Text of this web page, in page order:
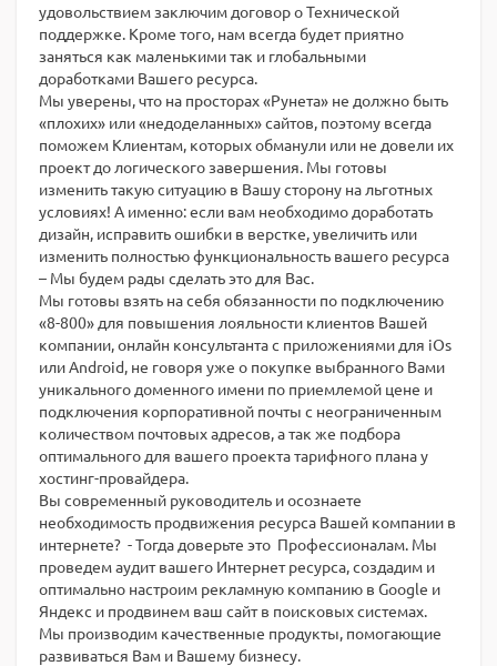
удовольствием заключим договор о Технической
поддержке. Кроме того, нам всегда будет приятно
заняться как маленькими так и глобальными
доработками Вашего ресурса.
Мы уверены, что на просторах «Рунета» не должно быть
«плохих» или «недоделанных» сайтов, поэтому всегда
поможем Клиентам, которых обманули или не довели их
проект до логического завершения. Мы готовы
изменить такую ситуацию в Вашу сторону на льготных
условиях! А именно: если вам необходимо доработать
дизайн, исправить ошибки в верстке, увеличить или
изменить полностью функциональность вашего ресурса
– Мы будем рады сделать это для Вас.
Мы готовы взять на себя обязанности по подключению
«8-800» для повышения лояльности клиентов Вашей
компании, онлайн консультанта с приложениями для iOs
или Android, не говоря уже о покупке выбранного Вами
уникального доменного имени по приемлемой цене и
подключения корпоративной почты с неограниченным
количеством почтовых адресов, а так же подбора
оптимального для вашего проекта тарифного плана у
хостинг-провайдера.
Вы современный руководитель и осознаете
необходимость продвижения ресурса Вашей компании в
интернете? - Тогда доверьте это Профессионалам. Мы
проведем аудит вашего Интернет ресурса, создадим и
оптимально настроим рекламную компанию в Google и
Яндекс и продвинем ваш сайт в поисковых системах.
Мы производим качественные продукты, помогающие
развиваться Вам и Вашему бизнесу.